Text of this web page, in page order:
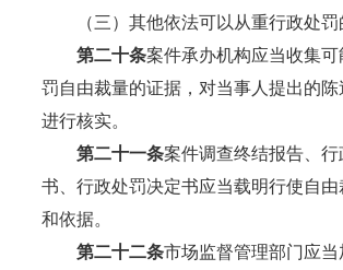
（三）其他依法可以从重行政处罚
第二十条案件承办机构应当收集
罚自由裁量的证据，对当事人提出的
进行核实。
第二十一条案件调查终结报告、行
书、行政处罚决定书应当载明行使自
和依据。
第二十二条市场监督管理部门应